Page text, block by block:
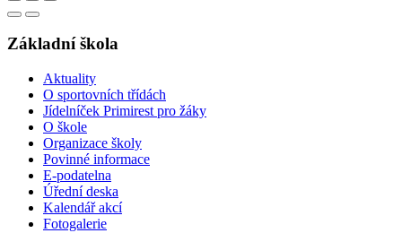
Základní škola
Aktuality
O sportovních třídách
Jídelníček Primirest pro žáky
O škole
Organizace školy
Povinné informace
E-podatelna
Úřední deska
Kalendář akcí
Fotogalerie